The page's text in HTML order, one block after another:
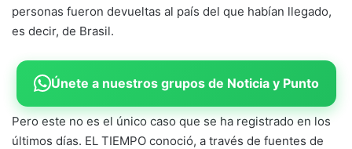
personas fueron devueltas al país del que habían llegado,
es decir, de Brasil.
Únete a nuestros grupos de Noticia y Punto
Pero este no es el único caso que se ha registrado en los
últimos días. EL TIEMPO conoció, a través de fuentes de